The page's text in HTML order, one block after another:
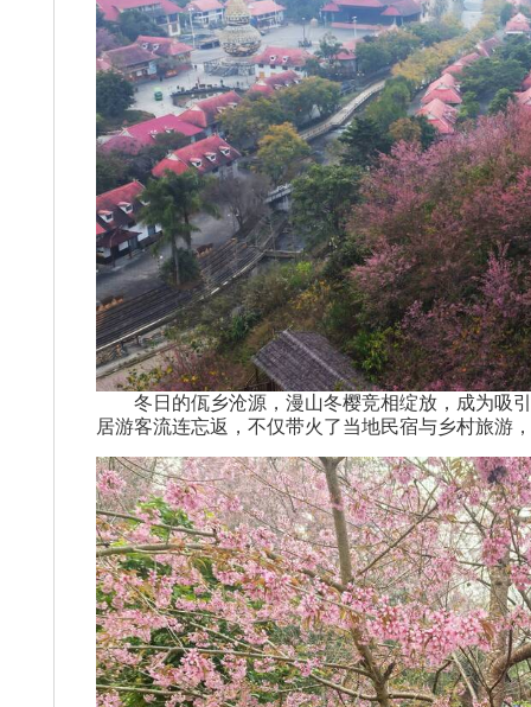
冬日的佤乡沧源，漫山冬樱竞相绽放，成为吸引
居游客流连忘返，不仅带火了当地民宿与乡村旅游